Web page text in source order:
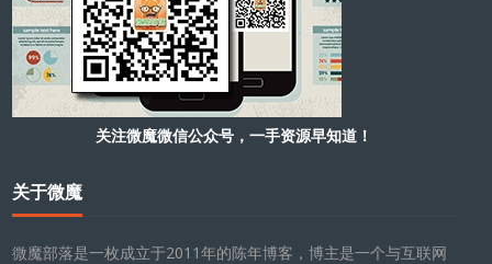
关注微魔微信公众号，一手资源早知道！
关于微魔
微魔部落是一枚成立于2011年的陈年博客，博主是一个与互联网